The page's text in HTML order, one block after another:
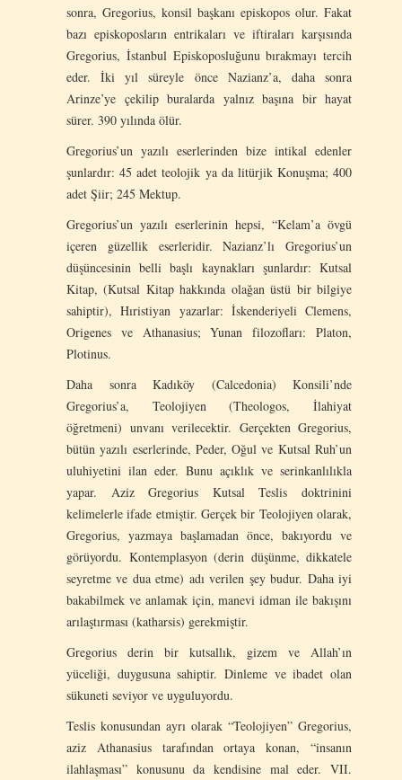
sonra, Gregorius, konsil başkanı episkopos olur. Fakat
bazı episkoposların entrikaları ve iftiraları karşısında
Gregorius, İstanbul Episkoposluğunu bırakmayı tercih
eder. İki yıl süreyle önce Nazianz’a, daha sonra
Arinze’ye çekilip buralarda yalnız başına bir hayat
sürer. 390 yılında ölür.
Gregorius’un yazılı eserlerinden bize intikal edenler
şunlardır: 45 adet teolojik ya da litürjik Konuşma; 400
adet Şiir; 245 Mektup.
Gregorius’un yazılı eserlerinin hepsi, “Kelam’a övgü
içeren güzellik eserleridir. Nazianz’lı Gregorius’un
düşüncesinin belli başlı kaynakları şunlardır: Kutsal
Kitap, (Kutsal Kitap hakkında olağan üstü bir bilgiye
sahiptir), Hıristiyan yazarlar: İskenderiyeli Clemens,
Origenes ve Athanasius; Yunan filozofları: Platon,
Plotinus.
Daha sonra Kadıköy (Calcedonia) Konsili’nde
Gregorius’a, Teolojiyen (Theologos, İlahiyat
öğretmeni) unvanı verilecektir. Gerçekten Gregorius,
bütün yazılı eserlerinde, Peder, Oğul ve Kutsal Ruh’un
uluhiyetini ilan eder. Bunu açıklık ve serinkanlılıkla
yapar. Aziz Gregorius Kutsal Teslis doktrinini
kelimelerle ifade etmiştir. Gerçek bir Teolojiyen olarak,
Gregorius, yazmaya başlamadan önce, bakıyordu ve
görüyordu. Kontemplasyon (derin düşünme, dikkatele
seyretme ve dua etme) adı verilen şey budur. Daha iyi
bakabilmek ve anlamak için, manevi idman ile bakışını
arılaştırması (katharsis) gerekmiştir.
Gregorius derin bir kutsallık, gizem ve Allah’ın
yüceliği, duygusuna sahiptir. Dinleme ve ibadet olan
sükuneti seviyor ve uyguluyordu.
Teslis konusundan ayrı olarak “Teolojiyen” Gregorius,
aziz Athanasius tarafından ortaya konan, “insanın
ilahlaşması” konusunu da kendisine mal eder. VII.